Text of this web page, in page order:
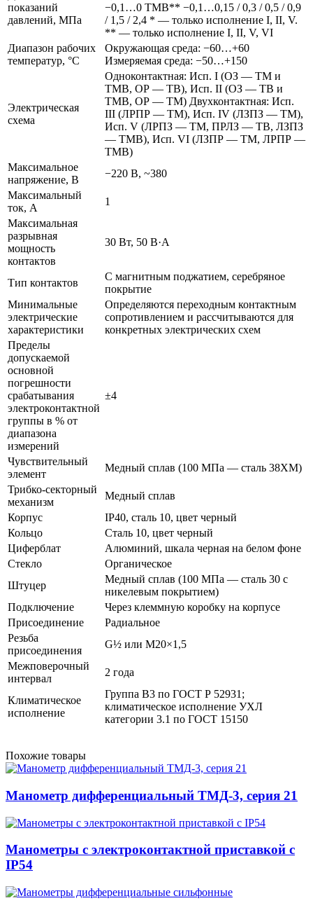
показаний
давлений, МПа
−0,1…0 ТМВ** −0,1…0,15 / 0,3 / 0,5 / 0,9
/ 1,5 / 2,4 * — только исполнение I, II, V.
** — только исполнение I, II, V, VI
Диапазон рабочих
температур, °C
Окружающая среда: −60…+60
Измеряемая среда: −50…+150
Электрическая
схема
Одноконтактная: Исп. I (ОЗ — ТМ и
ТМВ, ОР — ТВ), Исп. II (ОЗ — ТВ и
ТМВ, ОР — ТМ) Двухконтактная: Исп.
III (ЛРПР — ТМ), Исп. IV (ЛЗПЗ — ТМ),
Исп. V (ЛРПЗ — ТМ, ПРЛЗ — ТВ, ЛЗПЗ
— ТМВ), Исп. VI (ЛЗПР — ТМ, ЛРПР —
ТМВ)
Максимальное
напряжение, В
−220 В, ~380
Максимальный
ток, А
1
Максимальная
разрывная
мощность
контактов
30 Вт, 50 В·А
Тип контактов
С магнитным поджатием, серебряное
покрытие
Минимальные
электрические
характеристики
Определяются переходным контактным
сопротивлением и рассчитываются для
конкретных электрических схем
Пределы
допускаемой
основной
погрешности
срабатывания
электроконтактной
группы в % от
диапазона
измерений
±4
Чувствительный
элемент
Медный сплав (100 МПа — сталь 38ХМ)
Трибко-секторный
механизм
Медный сплав
Корпус
IP40, сталь 10, цвет черный
Кольцо
Сталь 10, цвет черный
Циферблат
Алюминий, шкала черная на белом фоне
Стекло
Органическое
Штуцер
Медный сплав (100 МПа — сталь 30 с
никелевым покрытием)
Подключение
Через клеммную коробку на корпусе
Присоединение
Радиальное
Резьба
присоединения
G½ или М20×1,5
Межповерочный
интервал
2 года
Климатическое
исполнение
Группа В3 по ГОСТ Р 52931;
климатическое исполнение УХЛ
категории 3.1 по ГОСТ 15150
Похожие товары
Манометр дифференциальный ТМД-3, серия 21
Манометры с электроконтактной приставкой с
IP54